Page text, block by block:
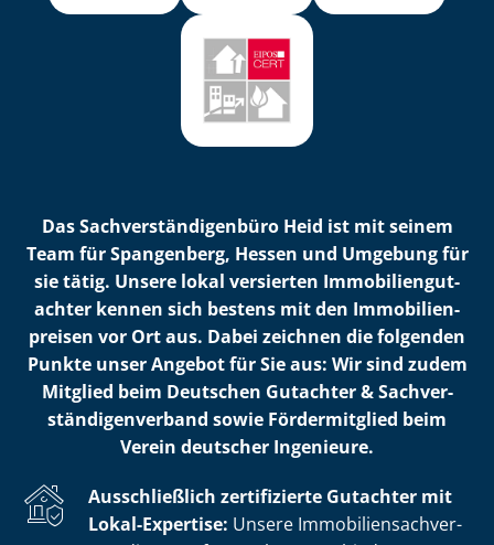
Das Sach­ver­stän­di­gen­bü­ro Heid ist mit seinem
Team für Spangenberg, Hessen und Umgebung für
sie tätig. Unsere lokal versierten Im­mo­bi­li­en­gut­
ach­ter kennen sich bestens mit den Im­mo­bi­li­en­
prei­sen vor Ort aus. Dabei zeichnen die folgenden
Punkte unser Angebot für Sie aus: Wir sind zudem
Mitglied beim Deutschen Gutachter & Sach­ver­
stän­di­gen­ver­band sowie Fördermitglied beim
Verein deutscher Ingenieure.
Ausschließlich zertifizierte Gutachter mit
Lokal-Expertise: Unsere Im­mo­bi­li­en­sach­ver­